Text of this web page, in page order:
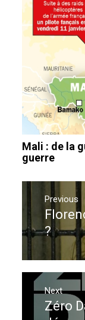
Mali : de la
guerre
l’article
Previous
Previous
post:
?
Next
Next
Zéro